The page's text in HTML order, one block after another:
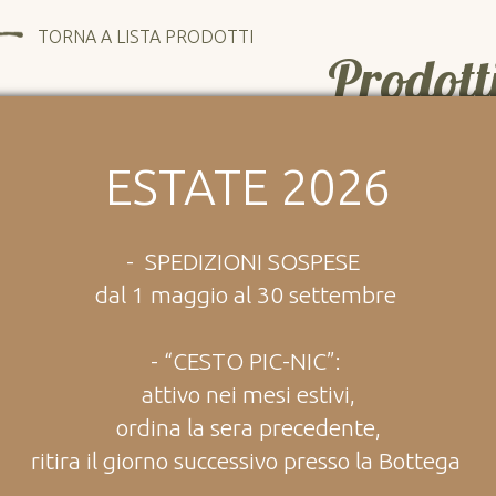
ESTATE 2026
- SPEDIZIONI SOSPESE
dal 1 maggio al 30 settembre
- “CESTO PIC-NIC”:
attivo nei mesi estivi,
ordina la sera precedente,
ritira il giorno successivo presso la Bottega
TORNA A LISTA PRODOTTI
Ti potrebbe
DISPONIBILE